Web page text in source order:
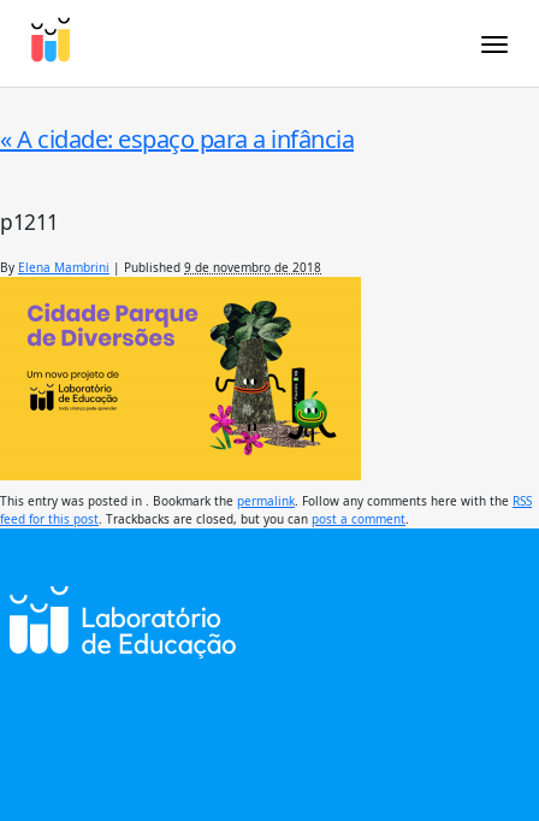
«A cidade: espaço para a infância
p1211
By Elena Mambrini | Published 9 de novembro de 2018
This entry was posted in . Bookmark the permalink . Follow any comments here with the RSS
feed for this post . Trackbacks are closed, but you can post a comment